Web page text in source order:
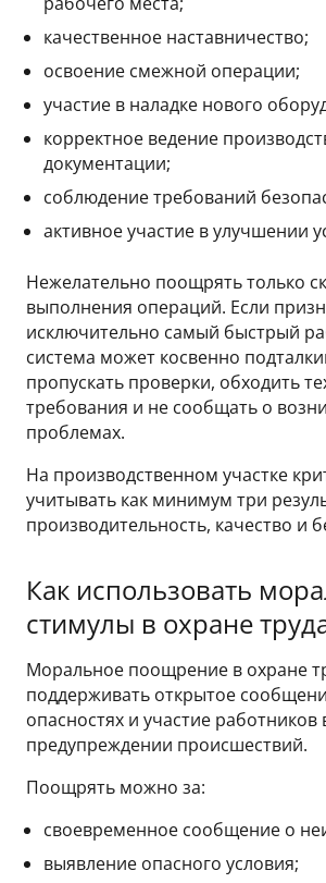
качественное наставничество;
освоение смежной операции;
участие в наладке нового
корректное ведение
документации;
соблюдение требований
активное участие в улучшении
Нежелательно поощрять только
выполнения операций. Если
исключительно самый быстрый
система может косвенно
пропускать проверки, обходить
требования и не сообщать о
проблемах.
На производственном участке
учитывать как минимум три
производительность, качество и
Как использовать
стимулы в охране
Моральное поощрение в охране
поддерживать открытое
опасностях и участие работников
предупреждении происшествий.
Поощрять можно за:
своевременное сообщение о
выявление опасного условия;